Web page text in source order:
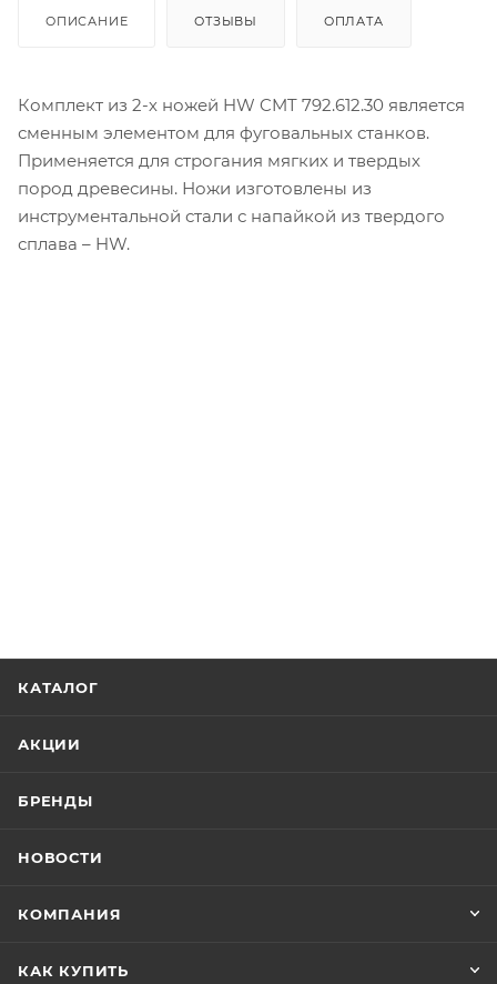
ОПИСАНИЕ ОТЗЫВЫ ОПЛАТА
Комплект из 2-х ножей HW CMT 792.612.30 является
сменным элементом для фуговальных станков.
Применяется для строгания мягких и твердых
пород древесины. Ножи изготовлены из
инструментальной стали с напайкой из твердого
сплава – HW.
КАТАЛОГ
АКЦИИ
БРЕНДЫ
НОВОСТИ
КОМПАНИЯ
КАК КУПИТЬ